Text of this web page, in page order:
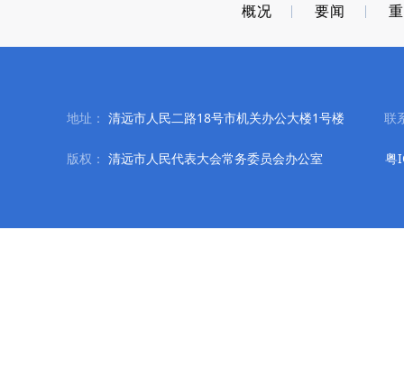
概况 要闻
地址： 清远市人民二路18号市机关办公大楼1号楼 联
版权： 清远市人民代表大会常务委员会办公室 粤